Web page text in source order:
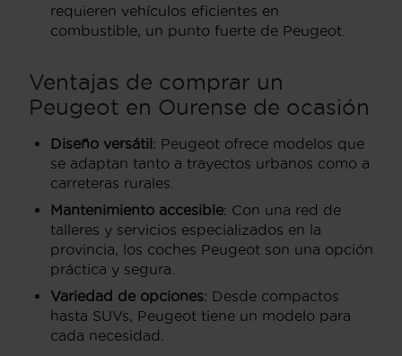
requieren vehículos eficientes en
combustible, un punto fuerte de Peugeot.
Ventajas de comprar un
Peugeot en Ourense de ocasión
Diseño versátil: Peugeot ofrece modelos que
se adaptan tanto a trayectos urbanos como a
carreteras rurales.
Mantenimiento accesible: Con una red de
talleres y servicios especializados en la
provincia, los coches Peugeot son una opción
práctica y segura.
Variedad de opciones: Desde compactos
hasta SUVs, Peugeot tiene un modelo para
cada necesidad.